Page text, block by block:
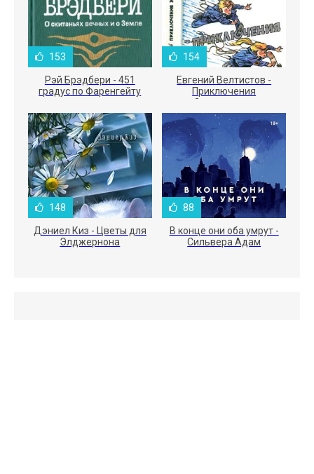
153
Рэй Брэдбери - 451
градус по Фаренгейту
154
Евгений Велтистов -
Приключения
Электроника
148
Дэниел Киз - Цветы для
Элджернона
88
В конце они оба умрут -
Сильвера Адам